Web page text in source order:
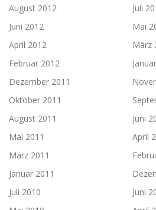
August 2012
Juli
Juni 2012
Mai
April 2012
März
Februar 2012
Dezember 2011
Oktober 2011
August 2011
Juni
Mai 2011
April
März 2011
Januar 2011
Juli 2010
Juni